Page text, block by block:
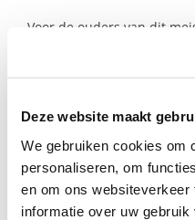
Deze website maakt
We gebruiken cookies om
personaliseren, om
en om ons
informatie over uw
Voor de ouders van dit
ze een beetje op adem
graag zouden ze hun
Het meisje is ontzettend
honden, buitenspelen en
aangeven wat ze wel en